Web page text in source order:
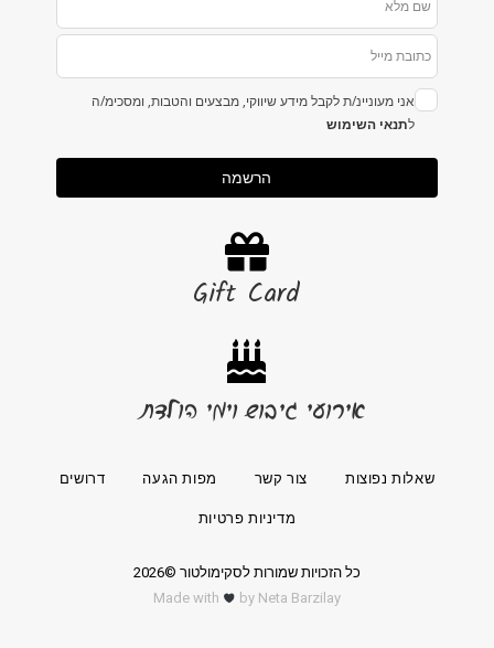
אני מעוניינ/ת לקבל מידע שיווקי, מבצעים והטבות, ומסכימ/ה
לתנאי השימוש
הרשמה
Gift Card
אירועי גיבוש וימי הולדת
שאלות נפוצות צור קשר מפות הגעה
דרושים
מדיניות פרטיות
כל הזכויות שמורות לסקימולטור ©2026
Made with
by Neta Barzilay